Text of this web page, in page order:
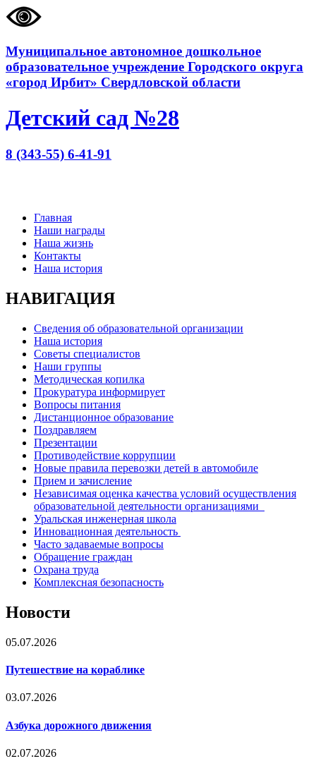
Муниципальное автономное дошкольное
образовательное учреждение Городского округа
«город Ирбит» Свердловской области
Детский сад №28
8 (343-55) 6-41-91
Главная
Наши награды
Наша жизнь
Контакты
Наша история
НАВИГАЦИЯ
Сведения об образовательной организации
Наша история
Советы специалистов
Наши группы
Методическая копилка
Прокуратура информирует
Вопросы питания
Дистанционное образование
Поздравляем
Презентации
Противодействие коррупции
Новые правила перевозки детей в автомобиле
Прием и зачисление
Независимая оценка качества условий осуществления
образовательной деятельности организациями
Уральская инженерная школа
Инновационная деятельность
Часто задаваемые вопросы
Обращение граждан
Охрана труда
Комплексная безопасность
Новости
05.07.2026
Путешествие на кораблике
03.07.2026
Азбука дорожного движения
02.07.2026